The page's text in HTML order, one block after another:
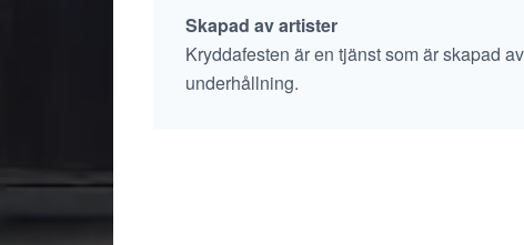
Skapad av artister
Kryddafesten är en tjänst som är skapad
underhållning.